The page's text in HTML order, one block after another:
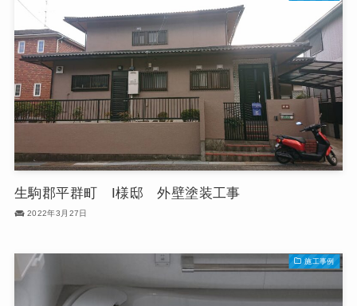
生駒郡平群町 I様邸 外壁塗装工事
2022年3月27日
施工事例